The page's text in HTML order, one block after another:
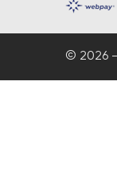
© 2026